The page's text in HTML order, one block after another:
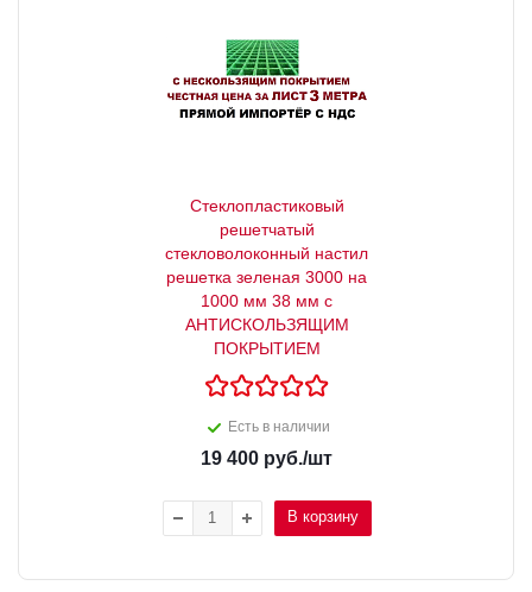
Стеклопластиковый
решетчатый
стекловолоконный настил
решетка зеленая 3000 на
1000 мм 38 мм с
АНТИСКОЛЬЗЯЩИМ
ПОКРЫТИЕМ
Есть в наличии
19 400 руб./шт
В корзину